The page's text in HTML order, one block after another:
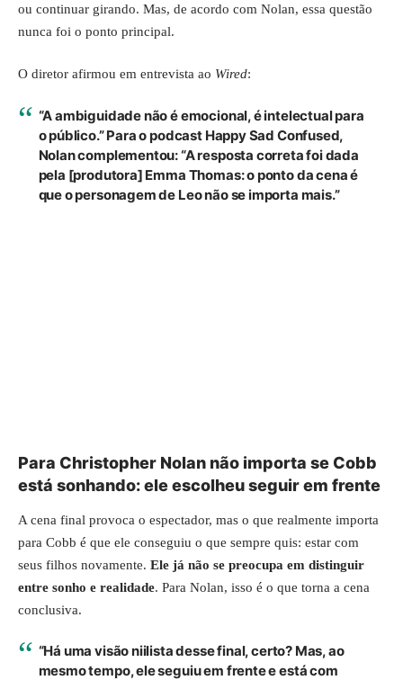
ou continuar girando. Mas, de acordo com Nolan, essa questão
nunca foi o ponto principal.
O diretor afirmou em entrevista ao Wired:
“A ambiguidade não é emocional, é intelectual para
o público.” Para o podcast Happy Sad Confused,
Nolan complementou: “A resposta correta foi dada
pela [produtora] Emma Thomas: o ponto da cena é
que o personagem de Leo não se importa mais.”
Para Christopher Nolan não importa se Cobb
está sonhando: ele escolheu seguir em frente
A cena final provoca o espectador, mas o que realmente importa
para Cobb é que ele conseguiu o que sempre quis: estar com
seus filhos novamente. Ele já não se preocupa em distinguir
entre sonho e realidade. Para Nolan, isso é o que torna a cena
conclusiva.
“Há uma visão niilista desse final, certo? Mas, ao
mesmo tempo, ele seguiu em frente e está com